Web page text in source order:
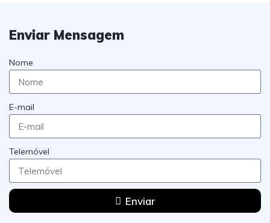
Enviar Mensagem
Nome
E-mail
Telemóvel
Enviar